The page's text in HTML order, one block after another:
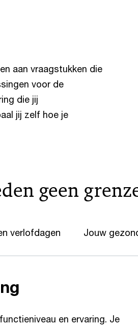
aan vraagstukken die
voor de
die jij
jij zelf hoe je
geen
verlofdagen Jouw
en ervaring. Je